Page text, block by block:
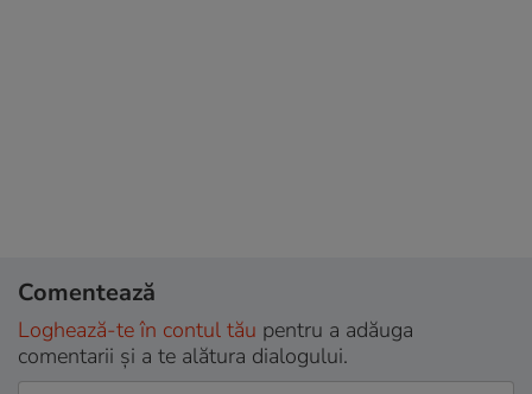
Comentează
Loghează-te în contul tău pentru a adăuga
comentarii și a te alătura dialogului.